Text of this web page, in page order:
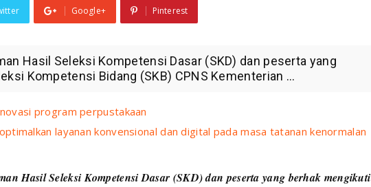
Google+ Pinterest
Hasil Seleksi Kompetensi Dasar (SKD) dan peserta yang
Kompetensi Bidang (SKB) CPNS Kementerian ...
program perpustakaan
layanan konvensional dan digital pada masa tatanan kenormalan
Hasil Seleksi Kompetensi Dasar (SKD) dan peserta yang berhak mengikuti